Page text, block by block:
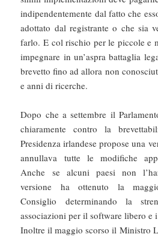
indipendentemente dal fatto che
adottato dal registrante o che sia
farlo. E col rischio per le piccole e
impegnare in un’aspra battaglia
brevetto fino ad allora non
e anni di ricerche.
Dopo che a settembre il
chiaramente contro la
Presidenza irlandese propose una
annullava tutte le modifiche
Anche se alcuni paesi non
versione ha ottenuto la
Consiglio determinando la
associazioni per il software libero
Inoltre il maggio scorso il Ministro